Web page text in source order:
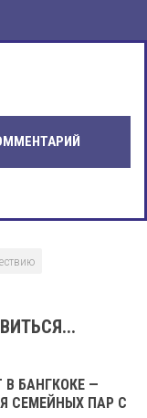
В БАНГКОКЕ —
СЕМЕЙНЫХ ПАР С